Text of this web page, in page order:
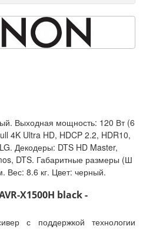
Выходная мощность: 120 Вт (6
4K Ultra HD, HDCP 2.2, HDR10,
Декодеры: DTS HD Master,
DTS. Габаритные размеры (Ш
Вес: 8.6 кг. Цвет: черный.
X1500H black -
с поддержкой технологии